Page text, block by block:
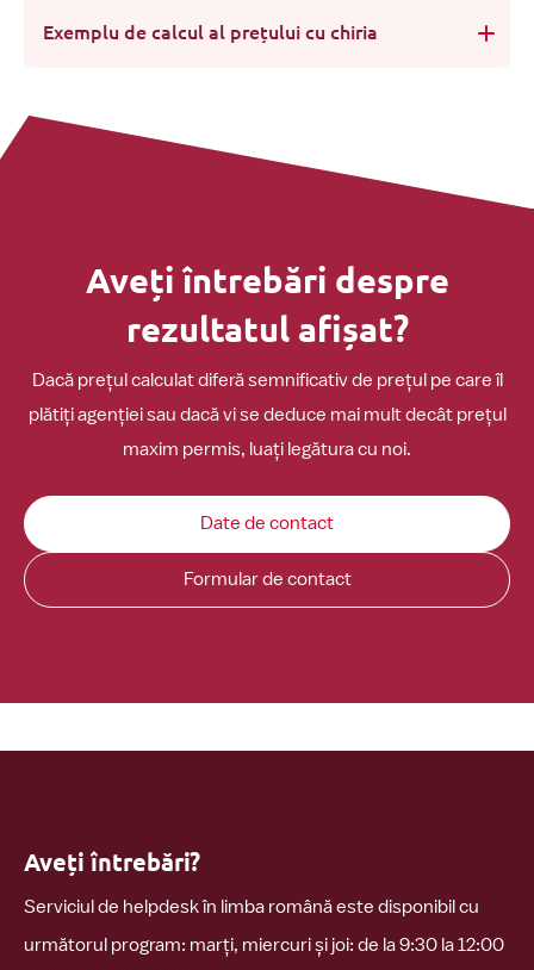
Exemplu de calcul al prețului cu chiria
Aveți întrebări despre
rezultatul afișat?
Dacă prețul calculat diferă semnificativ de prețul pe care îl
plătiți agenției sau dacă vi se deduce mai mult decât prețul
maxim permis, luați legătura cu noi.
Date de contact
Formular de contact
Aveți întrebări?
Serviciul de helpdesk în limba română este disponibil cu
următorul program: marți, miercuri și joi: de la 9:30 la 12:00